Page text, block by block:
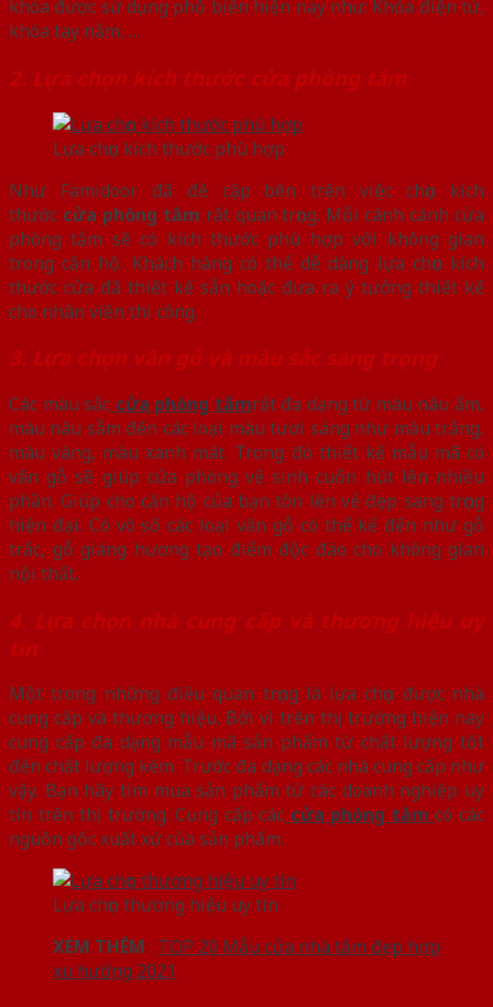
khóa được sử dụng phổ biến hiện nay như: Khóa điện tử,
khóa tay nắm, …
2. Lựa chọn kích thước cửa phòng tắm
Lựa chọn kích thước phù hợp
Như Famidoor đã đề cập bên trên việc chọn kích
thước cửa phòng tắm rất quan trọng. Mỗi cánh cánh cửa
phòng tắm sẽ có kích thước phù hợp với không gian
trong căn hộ. Khách hàng có thể dễ dàng lựa chọn kích
thước cửa đã thiết kế sẵn hoặc đưa ra ý tưởng thiết kế
cho nhân viên thi công.
3. Lựa chọn vân gỗ và màu sắc sang trọng
Các màu sắc cửa phòng tắmrất đa dạng từ màu nâu ấm,
màu nâu sẫm đến các loại màu tươi sáng như màu trắng,
màu vàng, màu xanh mát. Trong đó thiết kế mẫu mã có
vân gỗ sẽ giúp cửa phòng vệ sinh cuốn hút lên nhiều
phần. Giúp cho căn hộ của bạn tôn lên vẻ đẹp sang trọng
hiện đại. Có vô số các loại vân gỗ có thể kể đến như gỗ
trắc, gỗ giáng hương tạo điểm độc đáo cho không gian
nội thất.
4. Lựa chọn nhà cung cấp và thương hiệu uy
tín
Một trong những điều quan trọng là lựa chọn được nhà
cung cấp và thương hiệu. Bởi vì trên thị trường hiện nay
cung cấp đa dạng mẫu mã sản phẩm từ chất lượng tốt
đến chất lượng kém. Trước đa dạng các nhà cung cấp như
vậy. Bạn hãy tìm mua sản phẩm từ các doanh nghiệp uy
tín trên thị trường. Cung cấp các cửa phòng tắmcó các
nguồn gốc xuất xứ của sản phẩm.
Lựa chọn thương hiệu uy tín
XEM THÊM : TOP 20 Mẫu cửa nhà tắm đẹp hợp
xu hướng 2021